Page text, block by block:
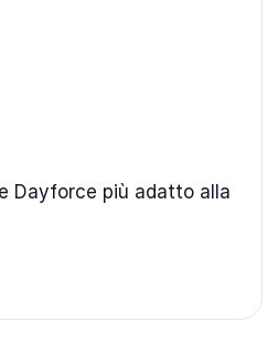
Dayforce più adatto alla